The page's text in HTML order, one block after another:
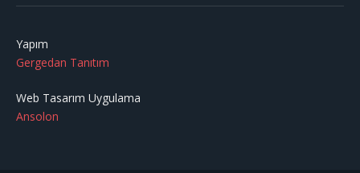
Yapım
Gergedan Tanıtım
Web Tasarım Uygulama
Ansolon